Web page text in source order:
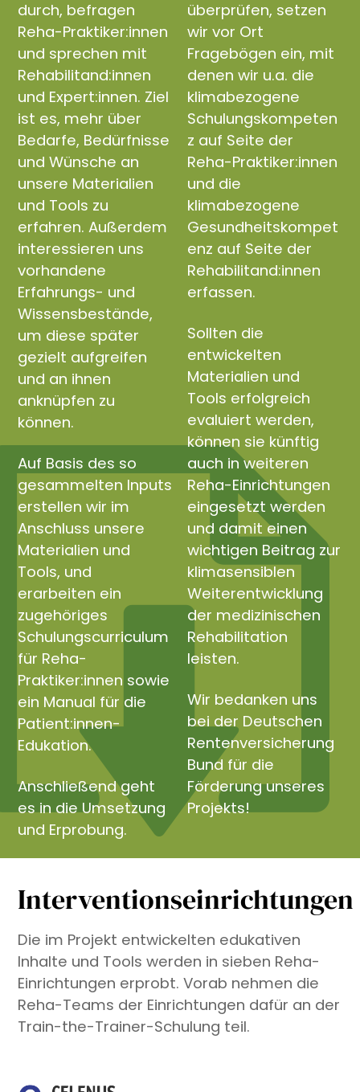
durch, befragen
Reha-Praktiker:innen
und sprechen mit
Rehabilitand:innen
und Expert:innen. Ziel
ist es, mehr über
Bedarfe, Bedürfnisse
und Wünsche an
unsere Materialien
und Tools zu
erfahren. Außerdem
interessieren uns
vorhandene
Erfahrungs- und
Wissensbestände,
um diese später
gezielt aufgreifen
und an ihnen
anknüpfen zu
können.
Auf Basis des so
gesammelten Inputs
erstellen wir im
Anschluss unsere
Materialien und
Tools, und
erarbeiten ein
zugehöriges
Schulungscurriculum
für Reha-
Praktiker:innen sowie
ein Manual für die
Patient:innen-
Edukation.
Anschließend geht
es in die Umsetzung
und Erprobung.
überprüfen, setzen
wir vor Ort
Fragebögen ein, mit
denen wir u.a. die
klimabezogene
Schulungskompeten
z auf Seite der
Reha-Praktiker:innen
und die
klimabezogene
Gesundheitskompet
enz auf Seite der
Rehabilitand:innen
erfassen.
Sollten die
entwickelten
Materialien und
Tools erfolgreich
evaluiert werden,
können sie künftig
auch in weiteren
Reha-Einrichtungen
eingesetzt werden
und damit einen
wichtigen Beitrag zur
klimasensiblen
Weiterentwicklung
der medizinischen
Rehabilitation
leisten.
Wir bedanken uns
bei der Deutschen
Rentenversicherung
Bund für die
Förderung unseres
Projekts!
Interventionseinrichtungen
Die im Projekt entwickelten edukativen
Inhalte und Tools werden in sieben Reha-
Einrichtungen erprobt. Vorab nehmen die
Reha-Teams der Einrichtungen dafür an der
Train-the-Trainer-Schulung teil.